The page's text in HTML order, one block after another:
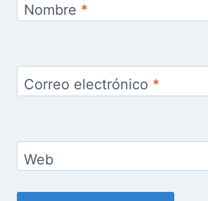
Nombre *
Correo electrónico *
Web